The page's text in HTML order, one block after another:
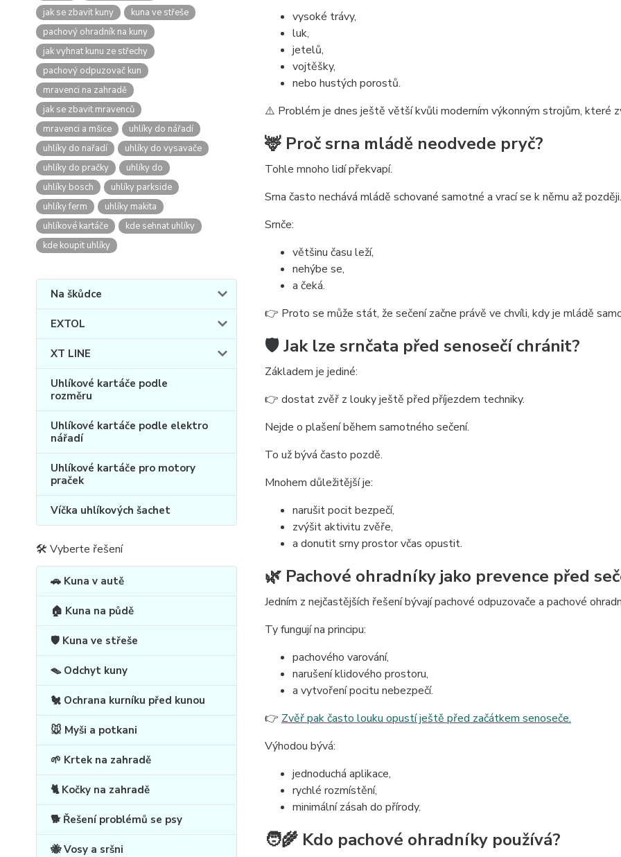
jak se zbavit kuny
kuna ve střeše
pachový ohradník na kuny
jak vyhnat kunu ze střechy
pachový odpuzovač kun
mravenci na zahradě
jak se zbavit mravenců
mravenci a mšice
uhlíky do nářadí
uhlíky do nařadí
uhlíky do vysavače
uhlíky do pračky
uhlíky do
uhlíky bosch
uhlíky parkside
uhlíky ferm
uhlíky makita
uhlíkové kartáče
kde sehnat uhlíky
kde koupit uhlíky
Na škůdce
EXTOL
XT LINE
Uhlíkové kartáče podle
rozměru
Uhlíkové kartáče podle elektro
nářadí
Uhlíkové kartáče pro motory
praček
Víčka uhlíkových šachet
🛠 Vyberte řešení
🚗 Kuna v autě
🏠 Kuna na půdě
🛡️ Kuna ve střeše
🪤 Odchyt kuny
🐔 Ochrana kurníku před kunou
🐭 Myši a potkani
🌱 Krtek na zahradě
🐈 Kočky na zahradě
🐕 Řešení problémů se psy
🐝 Vosy a sršni
vysoké trávy,
luk,
jetelů,
vojtěšky,
nebo hustých porostů.
⚠️ Problém je dnes ještě větší kvůli moderním výkonným strojům, které
🦌 Proč srna mládě neodvede pryč?
Tohle mnoho lidí překvapí.
Srna často nechává mládě schované samotné a vrací se k němu až později.
Srnče:
většinu času leží,
nehýbe se,
a čeká.
👉 Proto se může stát, že sečení začne právě ve chvíli, kdy je mládě
🛡️ Jak lze srnčata před senosečí chránit?
Základem je jediné:
👉 dostat zvěř z louky ještě před příjezdem techniky.
Nejde o plašení během samotného sečení.
To už bývá často pozdě.
Mnohem důležitější je:
narušit pocit bezpečí,
zvýšit aktivitu zvěře,
a donutit srny prostor včas opustit.
🌿 Pachové ohradníky jako prevence před
Jedním z nejčastějších řešení bývají pachové odpuzovače a pachové
Ty fungují na principu:
pachového varování,
narušení klidového prostoru,
a vytvoření pocitu nebezpečí.
👉 Zvěř pak často louku opustí ještě před začátkem senoseče.
Výhodou bývá:
jednoduchá aplikace,
rychlé rozmístění,
minimální zásah do přírody.
🧑‍🌾 Kdo pachové ohradníky používá?